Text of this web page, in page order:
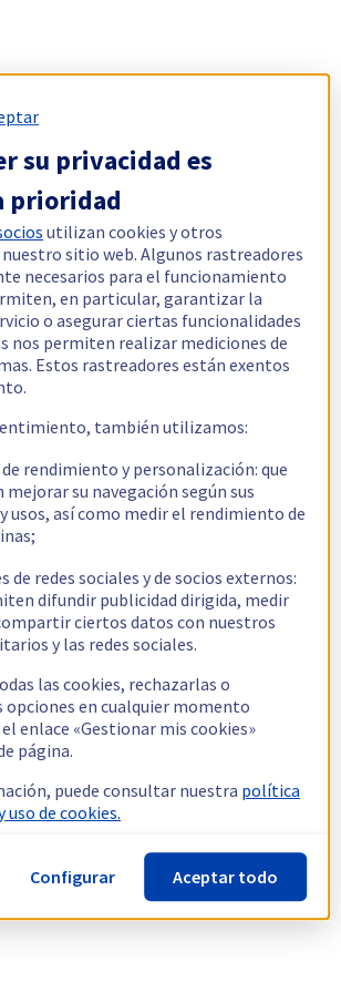
su privacidad es
prioridad
utilizan cookies y otros
sitio web. Algunos rastreadores
necesarios para el funcionamiento
en particular, garantizar la
o asegurar ciertas funcionalidades
nos permiten realizar mediciones de
Estos rastreadores están exentos
también utilizamos:
rendimiento y personalización: que
su navegación según sus
usos, así como medir el rendimiento de
de redes sociales y de socios externos:
difundir publicidad dirigida, medir
ciertos datos con nuestros
y las redes sociales.
las cookies, rechazarlas o
opciones en cualquier momento
enlace «Gestionar mis cookies»
página.
puede consultar nuestra política
de cookies.
Configurar Aceptar todo